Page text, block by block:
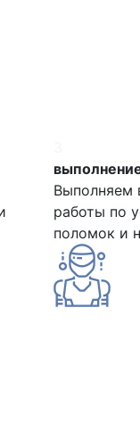
Выполняем
работы по
поломок и